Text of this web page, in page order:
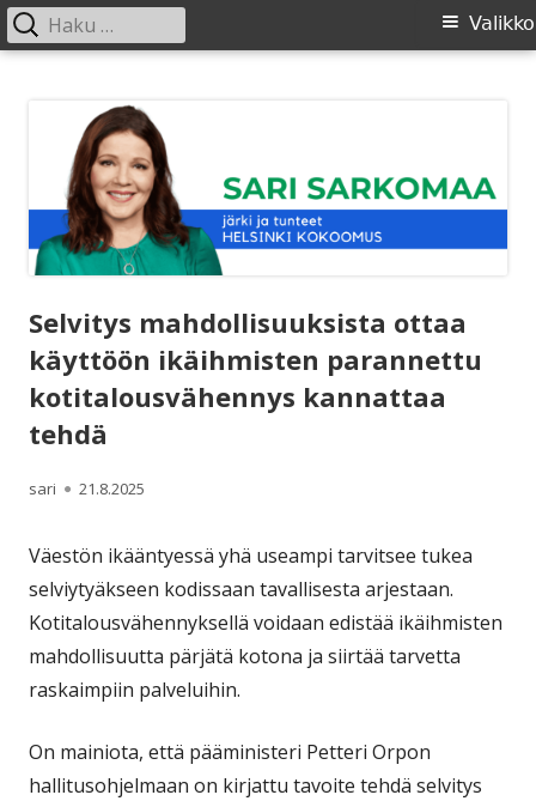
Ensisijainen
Valikko
Haku:
Selvitys mahdollisuuksista ottaa
käyttöön ikäihmisten parannettu
kotitalousvähennys kannattaa
tehdä
Kirjoittaja
sari Julkaistu
21.8.2025
Väestön ikääntyessä yhä useampi tarvitsee tukea
selviytyäkseen kodissaan tavallisesta arjestaan.
Kotitalousvähennyksellä voidaan edistää ikäihmisten
mahdollisuutta pärjätä kotona ja siirtää tarvetta
raskaimpiin palveluihin.
On mainiota, että pääministeri Petteri Orpon
hallitusohjelmaan on kirjattu tavoite tehdä selvitys